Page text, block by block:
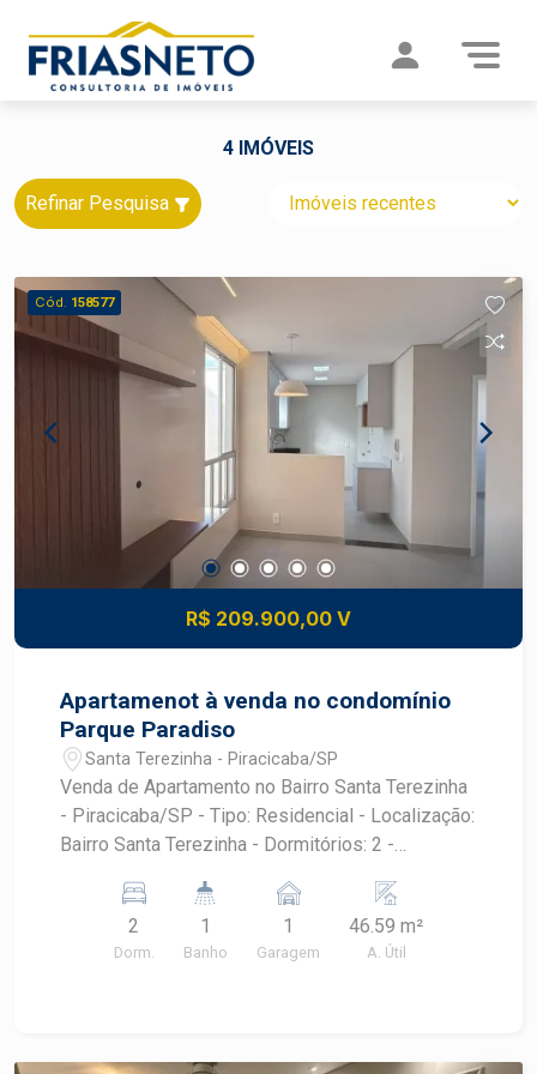
4 IMÓVEIS
Refinar Pesquisa
Cód. 158577
R$ 209.900,00 V
Apartamenot à venda no condomínio
Parque Paradiso
Santa Terezinha - Piracicaba/SP
Venda de Apartamento no Bairro Santa Terezinha
- Piracicaba/SP - Tipo: Residencial - Localização:
Bairro Santa Terezinha - Dormitórios: 2 -
DIFERENCIADO Fechadura eletrônica Todo em
porcelanato Armários planejados na cozinha, sala
e banheiro Box de vidro e chuveiro instalado
2
Dorm.
1
Banho
1
Garagem
46.59 m²
A. Útil